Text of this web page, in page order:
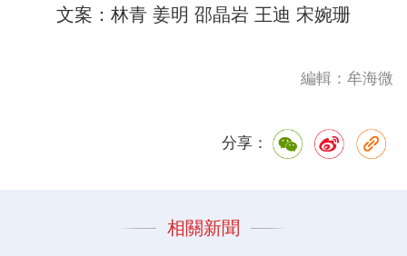
文案：林青 姜明 邵晶岩 王迪 宋婉珊
編輯：牟海微
分享：
相關新聞